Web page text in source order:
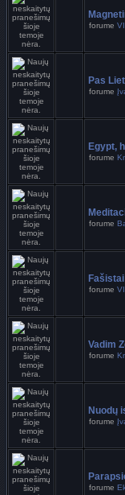
forume
Pas
forume
Egypt,
forume
forume
forume
Vadim
forume
Nuodų
forume
forume